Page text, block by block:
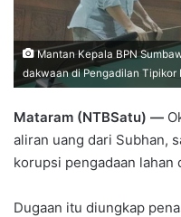
Mantan Kepala BPN
dakwaan di Pengadilan Tipikor
Mataram (NTBSatu) —
aliran uang dari Subhan,
korupsi pengadaan lahan
Dugaan itu diungkap